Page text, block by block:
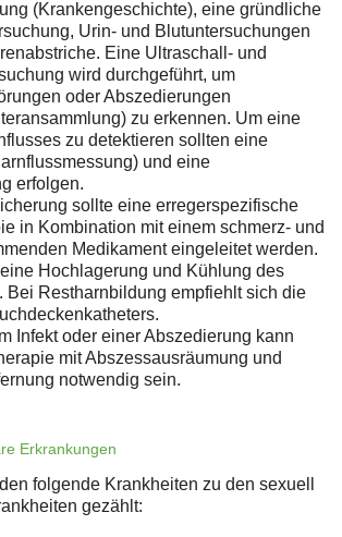
(Krankengeschichte), eine gründliche
Urin- und Blutuntersuchungen
Eine Ultraschall- und
wird durchgeführt, um
oder Abszedierungen
zu erkennen. Um eine
zu detektieren sollten eine
und eine
erfolgen.
sollte eine erregerspezifische
in Kombination mit einem schmerz- und
Medikament eingeleitet werden.
Hochlagerung und Kühlung des
Bei Restharnbildung empfiehlt sich die
Infekt oder einer Abszedierung kann
mit Abszessausräumung und
notwendig sein.
Erkrankungen
folgende Krankheiten zu den sexuell
gezählt: